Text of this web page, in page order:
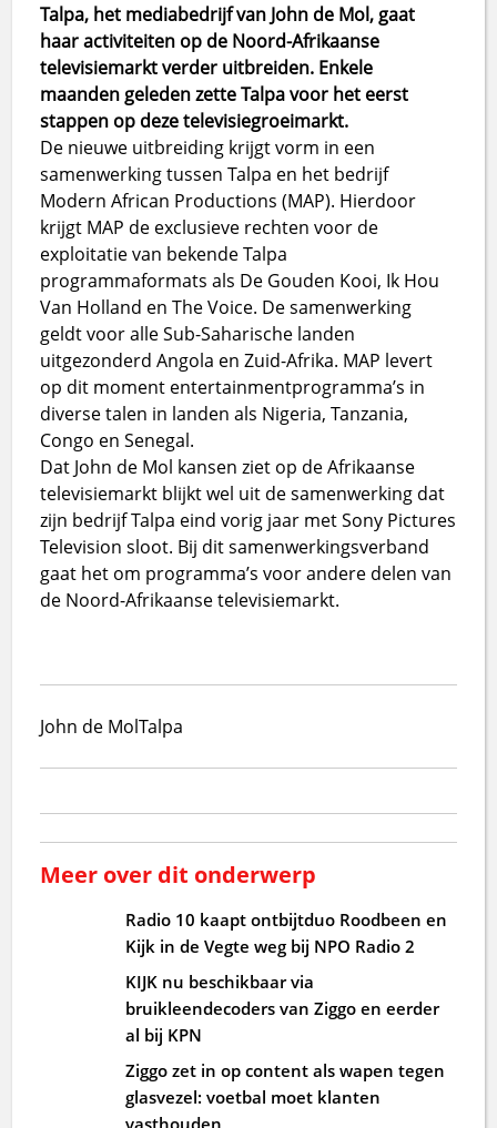
Talpa, het mediabedrijf van John de Mol, gaat
haar activiteiten op de Noord-Afrikaanse
televisiemarkt verder uitbreiden. Enkele
maanden geleden zette Talpa voor het eerst
stappen op deze televisiegroeimarkt.
De nieuwe uitbreiding krijgt vorm in een
samenwerking tussen Talpa en het bedrijf
Modern African Productions (MAP). Hierdoor
krijgt MAP de exclusieve rechten voor de
exploitatie van bekende Talpa
programmaformats als De Gouden Kooi, Ik Hou
Van Holland en The Voice. De samenwerking
geldt voor alle Sub-Saharische landen
uitgezonderd Angola en Zuid-Afrika. MAP levert
op dit moment entertainmentprogramma’s in
diverse talen in landen als Nigeria, Tanzania,
Congo en Senegal.
Dat John de Mol kansen ziet op de Afrikaanse
televisiemarkt blijkt wel uit de samenwerking dat
zijn bedrijf Talpa eind vorig jaar met Sony Pictures
Television sloot. Bij dit samenwerkingsverband
gaat het om programma’s voor andere delen van
de Noord-Afrikaanse televisiemarkt.
John de MolTalpa
Meer over dit onderwerp
Radio 10 kaapt ontbijtduo Roodbeen en
Kijk in de Vegte weg bij NPO Radio 2
KIJK nu beschikbaar via
bruikleendecoders van Ziggo en eerder
al bij KPN
Ziggo zet in op content als wapen tegen
glasvezel: voetbal moet klanten
vasthouden